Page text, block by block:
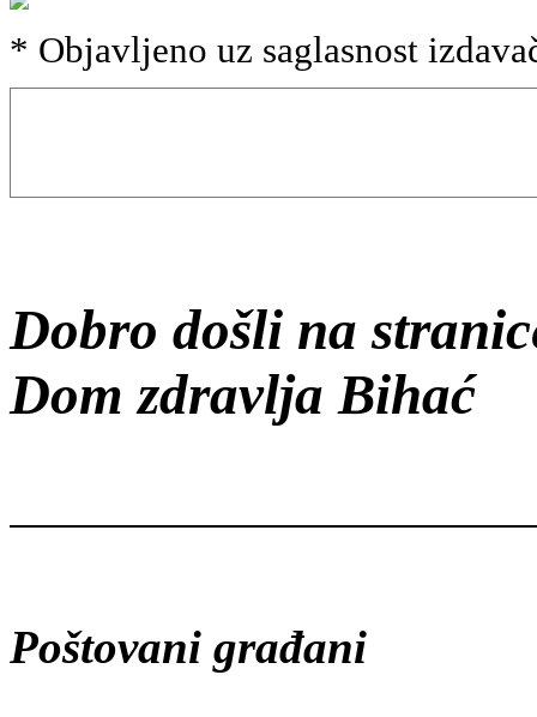
* Objavljeno uz saglasnost
Dobro došli na
Dom zdravlja Bihać
Poštovani građani